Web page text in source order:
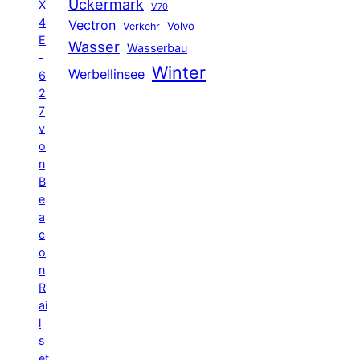
X
4
E
-
6
2
7
v
o
n
B
e
a
c
o
n
R
ai
l
s
Uckermark V70
Vectron Verkehr Volvo
Wasser Wasserbau
Werbellinsee Winter